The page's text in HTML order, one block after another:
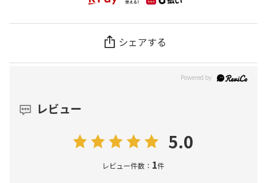
シェアする
レビュー
5.0
レビュー件数： 1件